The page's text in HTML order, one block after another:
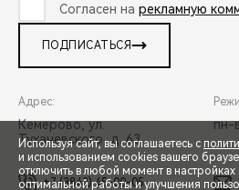
Согласен на рекламную
ПОДПИСАТЬСЯ
Адрес:
Кемерово, ул.
Тухачевского, д. 63
пн-
+7 (3842) 45-00-05
Используя сайт, вы соглашаетесь с
и использованием cookies вашего
отключить в любой момент в
оптимальной работы и улучшения